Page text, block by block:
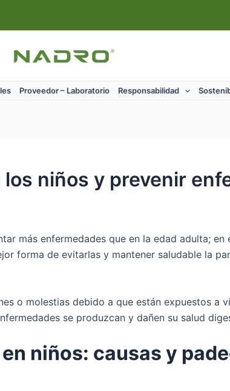
Proveedor – Laboratorio Responsabilidad
niños y prevenir
más enfermedades que en la edad adulta;
forma de evitarlas y mantener saludable la
o molestias debido a que están expuestos a
se produzcan y dañen su salud
niños: causas y